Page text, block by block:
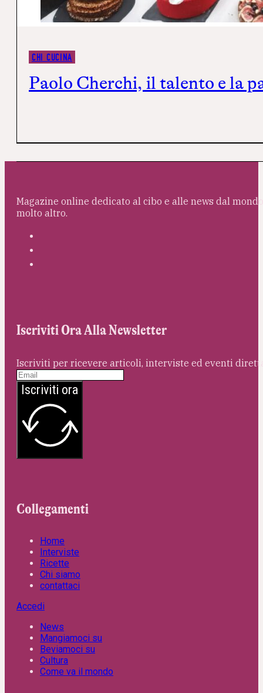
CHI CUCINA
Paolo Cherchi, il talento e la
Magazine online dedicato al cibo e alle news dal
molto altro.
Iscriviti Ora Alla Newsletter
Iscriviti per ricevere articoli, interviste ed eventi
Iscriviti ora
Collegamenti
Home
Interviste
Ricette
Chi siamo
contattaci
Accedi
News
Mangiamoci su
Beviamoci su
Cultura
Come va il mondo